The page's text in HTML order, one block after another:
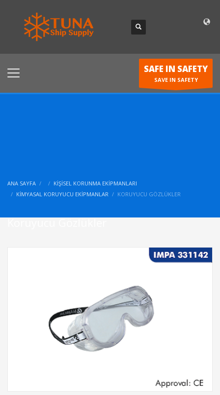
SAFE IN SAFETY
SAVE IN SAFETY
ANA SAYFA
KIŞISEL KORUNMA EKIPMANLARI
KIMYASAL KORUYUCU EKIPMANLAR
KORUYUCU GÖZLÜKLER
Koruyucu Gözlükler